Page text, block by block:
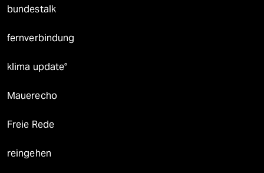
bundestalk
fernverbindung
klima update°
Mauerecho
Freie Rede
reingehen